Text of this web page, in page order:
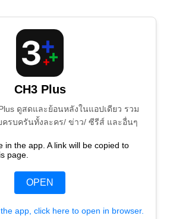
CH3 Plus
ดูสดและย้อนหลังในแอปเดียว รวม
ครบครันทั้งละคร/ ข่าว/ ซีรีส์ และอื่นๆ
in the app. A link will be copied to
page.
OPEN
app, click here to open in browser.